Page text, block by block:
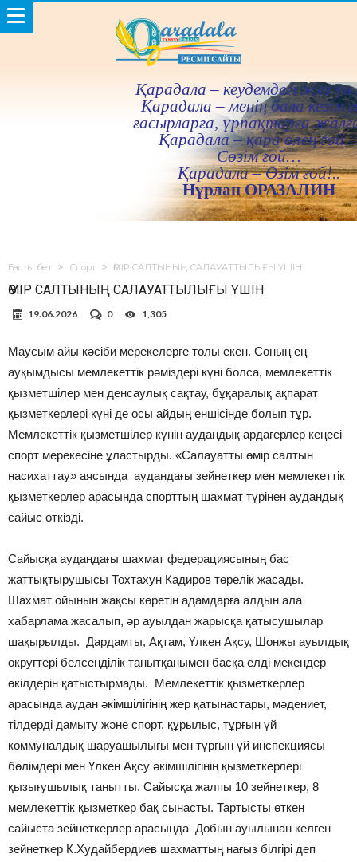
Қарадала – кеудемдегi жез үн
Қарадала – менiң бала кезiм
ғасырларға, ұрпақтарға
Қарадала – қара өлең
Сөзiм ғой…
Қарадала – Өзiм ғой!..
Нұрлан ОРАЗАЛИН
Басты бет Спорт ӨМІР САЛТЫНЫҢ САЛАУАТТЫЛЫҒЫ ҮШІН
ӨМІР САЛТЫНЫҢ САЛАУАТТЫЛЫҒЫ ҮШІН
19.06.2026 0 1,305
Маусым айы кәсіби мерекелерге толы екен. Соның ең
ауқымдысы мемлекеттік рәміздері күні болса, мемлекеттік
қызметшілер мен денсаулық сақтау, бұқаралық ақпарат
қызметкерлері күні де осы айдың еншісінде болып тұр.
Мемлекеттік қызметшілер күнін аудандық ардагерлер кеңесі
спорт мерекесіне ұластырды. «Салауатты өмір салтын
насихаттау» аясында аудандағы зейнеткер мен мемлекеттік
қызметкерлер арасында спорттың шахмат түрінен аудандық
сайыс өткізді.
Сайысқа аудандағы шахмат федерациясының бас
жаттықтырушысы Тохтахун Кадиров төрелік жасады.
Шахмат ойынын жақсы көретін адамдарға алдын ала
хабарлама жасалып, әр ауылдан жарысқа қатысушылар
шақырылды. Дардамты, Ақтам, Үлкен Ақсу, Шонжы ауылдық
округтері белсенділік танытқанымен басқа елді мекендер
өкілдерін қатыстырмады. Мемлекеттік қызметкерлер
арасында аудан әкімшілігінің жер қатынастары, мәдениет,
тілдерді дамыту және спорт, құрылыс, тұрғын үй
коммуналдық шаруашылығы мен тұрғын үй инспекциясы
бөлімдері мен Үлкен Ақсу әкімшілігінің қызметкерлері
қызығушылық танытты. Сайысқа жалпы 10 зейнеткер, 8
мемлекеттік қызметкер бақ сынасты. Тартысты өткен
сайыста зейнеткерлер арасында Добын ауылынан келген
зейнеткер К.Худайбердиев шахматтың нағыз білгірі деп